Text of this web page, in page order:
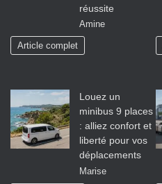
réussite
Amine
Article complet
Louez un
minibus 9 places
: alliez confort et
liberté pour vos
déplacements
Marise